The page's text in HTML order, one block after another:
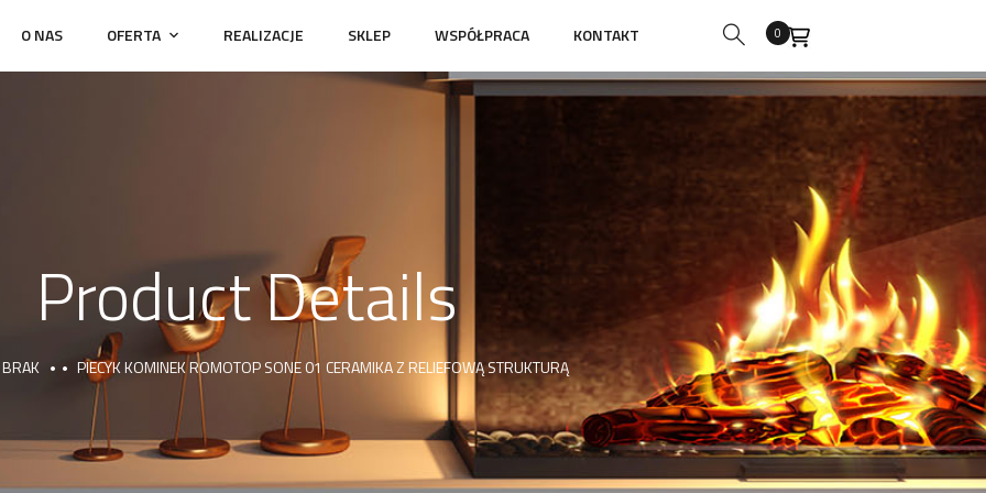
O NAS OFERTA REALIZACJE SKLEP WSPÓŁPRACA KONTAKT 0
Product Details
BRAK PIECYK KOMINEK ROMOTOP SONE 01 CERAMIKA Z RELIEFOWĄ STRUKTURĄ